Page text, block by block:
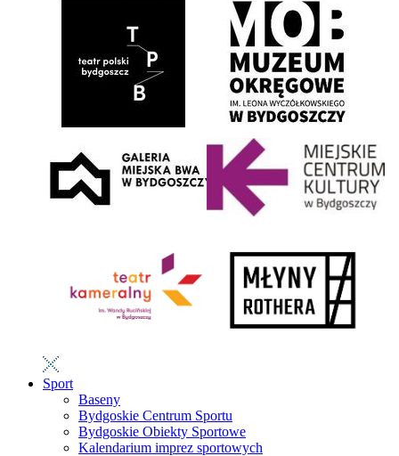
Sport
Baseny
Bydgoskie Centrum Sportu
Bydgoskie Obiekty Sportowe
Kalendarium imprez sportowych